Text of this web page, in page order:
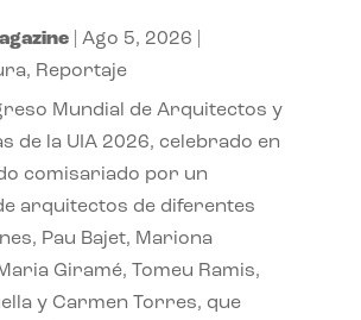
| Ago 5, 2026
, Reportaje
Mundial de Arquitectos y
de la UIA 2026, celebrado en
comisariado por un
arquitectos de diferentes
Pau Bajet, Mariona
Giramé, Tomeu Ramis,
y Carmen Torres, que